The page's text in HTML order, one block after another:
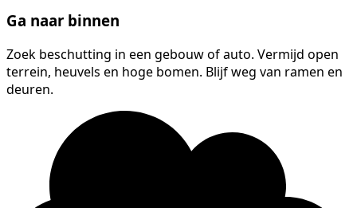
Ga naar binnen
Zoek beschutting in een gebouw of auto. Vermijd open
terrein, heuvels en hoge bomen. Blijf weg van ramen en
deuren.